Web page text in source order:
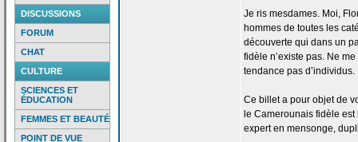
DISCUSSIONS
FORUM
CHAT
CULTURE
SCIENCES ET
ÉDUCATION
FEMMES ET BEAUTÉ
POINT DE VUE
Je ris mesdames. Moi,
hommes de toutes les
découverte qui dans un
fidèle n’existe pas. Ne
tendance pas d’individus.
Ce billet a pour objet de
le Camerounais fidèle
expert en mensonge,